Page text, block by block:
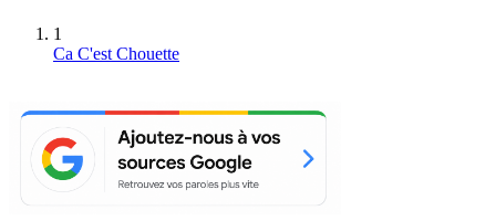
1
Ca C'est Chouette